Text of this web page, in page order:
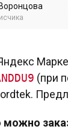
(при
можно